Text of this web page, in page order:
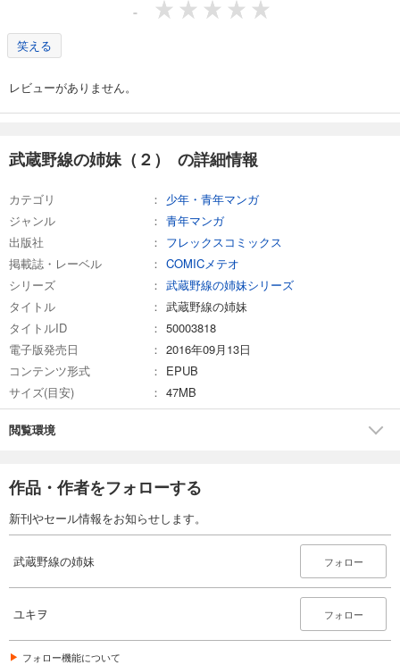
-
笑える
レビューがありません。
武蔵野線の姉妹（２） の詳細情報
カテゴリ
少年・青年マンガ
ジャンル
青年マンガ
出版社
フレックスコミックス
掲載誌・レーベル
COMICメテオ
シリーズ
武蔵野線の姉妹シリーズ
タイトル
武蔵野線の姉妹
タイトルID
50003818
電子版発売日
2016年09月13日
コンテンツ形式
EPUB
サイズ(目安)
47MB
閲覧環境
作品・作者をフォローする
新刊やセール情報をお知らせします。
武蔵野線の姉妹 フォロー
ユキヲ フォロー
フォロー機能について